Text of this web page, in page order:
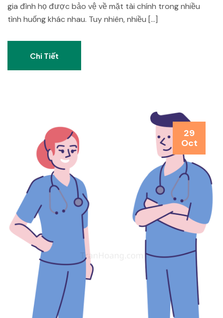
gia đình họ được bảo vệ về mặt tài chính trong nhiều
tình huống khác nhau. Tuy nhiên, nhiều […]
Chi Tiết
29
Oct